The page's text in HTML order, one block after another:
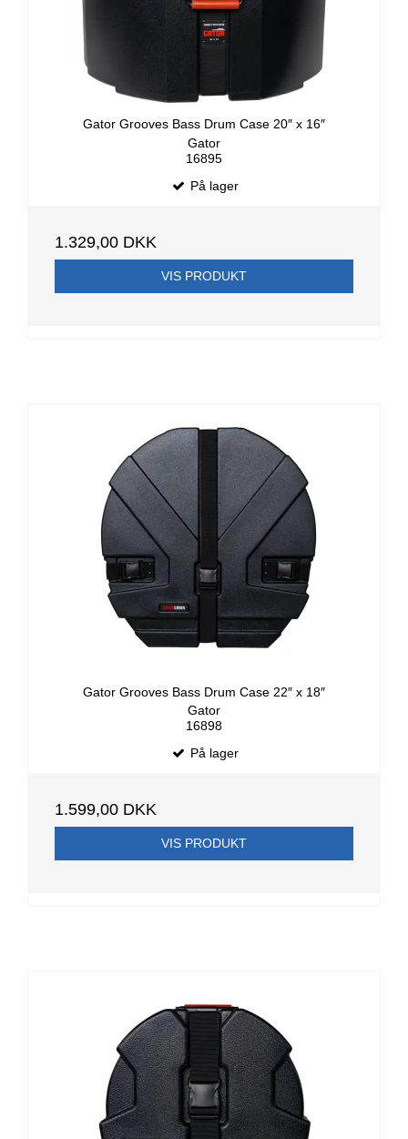
Gator Grooves Bass Drum Case 20″ x 16″
Gator
16895
På lager
1.329,00 DKK
VIS PRODUKT
Gator Grooves Bass Drum Case 22″ x 18″
Gator
16898
På lager
1.599,00 DKK
VIS PRODUKT